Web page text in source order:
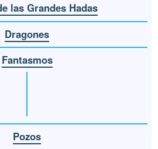
las Grandes Hadas
Dragones
Fantasmos
Pozos